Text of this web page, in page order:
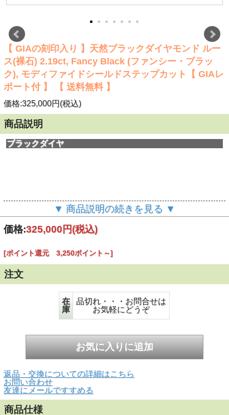
【 GIAの刻印入り 】天然ブラックダイヤモンド ルー
ス(裸石) 2.19ct, Fancy Black (ファンシー・ブラッ
ク), モディファイドシールドステップカット【 GIAレ
ポート付 】 【 送料無料 】
価格:325,000円(税込)
商品説明
ブラックダイヤ
▲白い背景で撮影しました。画像やパッと見では判りづら
いかもしれませんが、強い光を当ててみると色むらのよう
なものがあります。
▼ 商品説明の続きを見る ▼
価格:325,000円(税込)
[ポイント還元 3,250ポイント～]
注文
在
庫
品切れ・・・お問合せは
お気軽にどうぞ
返品・交換についての詳細はこちら
お問い合わせ
友達にメールですすめる
商品仕様